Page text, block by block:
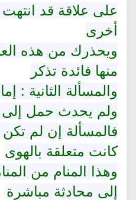
على علاقة قد
أخرى
ويحذرك من هذه
منها فائدة تذكر
والمسألة الثانية :
ولم يحدث حمل إلى
فالمسألة إن لم تكن
كانت متعلقة بالهوى
وهذا المنام من
إلى محادثة مباشرة